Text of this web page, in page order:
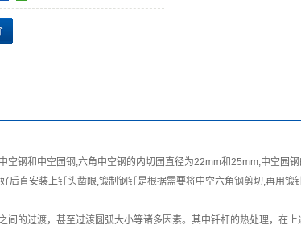
钢和中空园钢,六角中空钢的内切园直径为22mm和25mm,中空园钢
后直安装上钎头凿眼,锻制钢钎是根据需要将中空六角钢剪切,再用锻
的过渡，甚至过渡圆弧大小等诸多因素。其中钎杆的热处理，在上